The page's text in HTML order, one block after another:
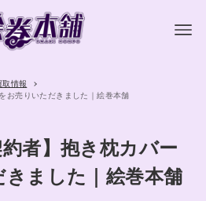
情報
お売りいただきました｜絵巻本舗
約者】抱き枕カバー
ました｜絵巻本舗